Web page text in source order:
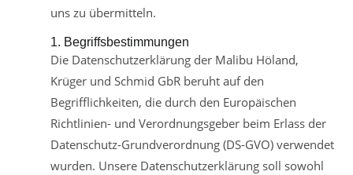
uns zu übermitteln.
1. Begriffsbestimmungen
Die Datenschutzerklärung der Malibu Höland,
Krüger und Schmid GbR beruht auf den
Begrifflichkeiten, die durch den Europäischen
Richtlinien- und Verordnungsgeber beim Erlass der
Datenschutz-Grundverordnung (DS-GVO) verwendet
wurden. Unsere Datenschutzerklärung soll sowohl